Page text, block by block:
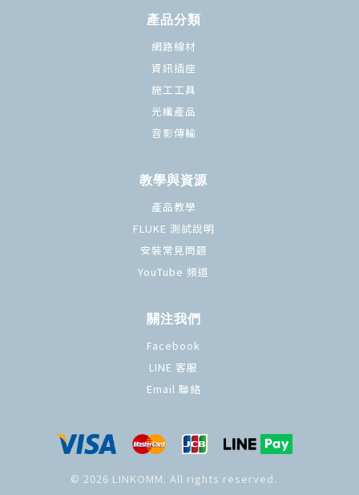
產品分類
網路線材
資訊插座
施工工具
光纖產品
音影傳輸
教學與資源
產品教學
FLUKE 測試說明
安裝常見問題
YouTube 頻道
關注我們
Facebook
LINE 客服
Email 聯絡
© 2026 LINKOMM. All rights reserved.